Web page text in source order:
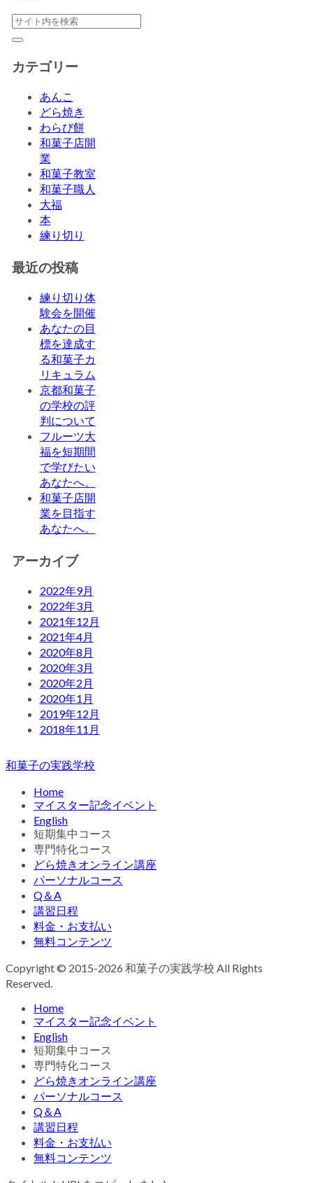
カテゴリー
あんこ
どら焼き
わらび餅
和菓子店開
業
和菓子教室
和菓子職人
大福
本
練り切り
最近の投稿
練り切り体
験会を開催
あなたの目
標を達成す
る和菓子カ
リキュラム
京都和菓子
の学校の評
判について
フルーツ大
福を短期間
で学びたい
あなたへ。
和菓子店開
業を目指す
あなたへ。
アーカイブ
2022年9月
2022年3月
2021年12月
2021年4月
2020年8月
2020年3月
2020年2月
2020年1月
2019年12月
2018年11月
和菓子の実践学校
Home
マイスター記念イベント
English
短期集中コース
専門特化コース
どら焼きオンライン講座
パーソナルコース
Q＆A
講習日程
料金・お支払い
無料コンテンツ
Copyright © 2015-2026 和菓子の実践学校 All Rights
Reserved.
Home
マイスター記念イベント
English
短期集中コース
専門特化コース
どら焼きオンライン講座
パーソナルコース
Q＆A
講習日程
料金・お支払い
無料コンテンツ